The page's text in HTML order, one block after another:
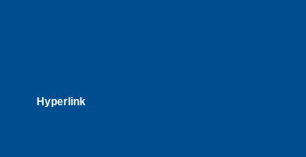
Hyperlink